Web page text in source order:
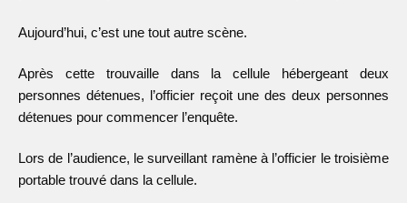
Aujourd’hui, c’est une tout autre scène.
Après cette trouvaille dans la cellule hébergeant deux
personnes détenues, l’officier reçoit une des deux personnes
détenues pour commencer l’enquête.
Lors de l’audience, le surveillant ramène à l’officier le troisième
portable trouvé dans la cellule.